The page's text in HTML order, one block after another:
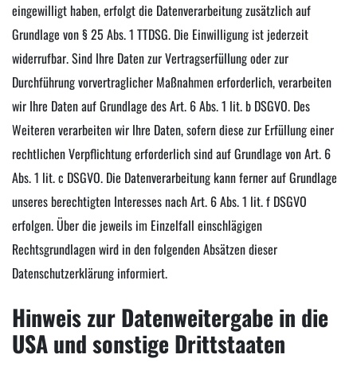
eingewilligt haben, erfolgt die Datenverarbeitung zusätzlich auf
Grundlage von § 25 Abs. 1 TTDSG. Die Einwilligung ist jederzeit
widerrufbar. Sind Ihre Daten zur Vertragserfüllung oder zur
Durchführung vorvertraglicher Maßnahmen erforderlich, verarbeiten
wir Ihre Daten auf Grundlage des Art. 6 Abs. 1 lit. b DSGVO. Des
Weiteren verarbeiten wir Ihre Daten, sofern diese zur Erfüllung einer
rechtlichen Verpflichtung erforderlich sind auf Grundlage von Art. 6
Abs. 1 lit. c DSGVO. Die Datenverarbeitung kann ferner auf Grundlage
unseres berechtigten Interesses nach Art. 6 Abs. 1 lit. f DSGVO
erfolgen. Über die jeweils im Einzelfall einschlägigen
Rechtsgrundlagen wird in den folgenden Absätzen dieser
Datenschutzerklärung informiert.
Hinweis zur Datenweitergabe in die
USA und sonstige Drittstaaten